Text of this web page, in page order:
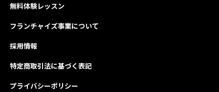
無料体験レッスン
フランチャイズ事業について
採用情報
特定商取引法に基づく表記
プライバシーポリシー